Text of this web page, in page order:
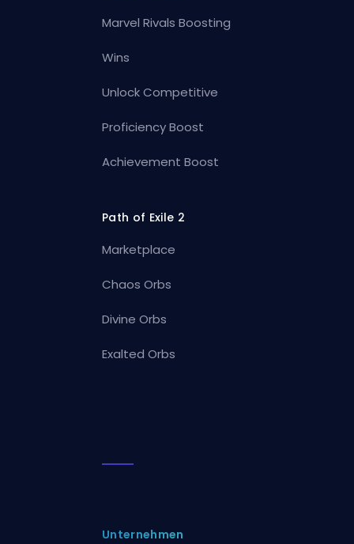
Marvel Rivals Boosting
Wins
Unlock Competitive
Proficiency Boost
Achievement Boost
Path of Exile 2
Marketplace
Chaos Orbs
Divine Orbs
Exalted Orbs
Unternehmen